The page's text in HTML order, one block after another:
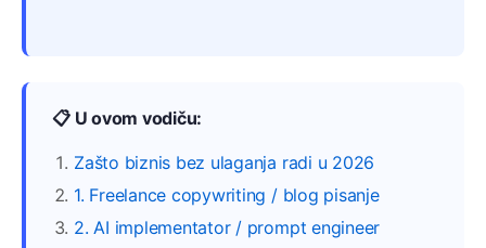
📋 U ovom vodiču:
Zašto biznis bez ulaganja radi u 2026
1. Freelance copywriting / blog pisanje
2. AI implementator / prompt engineer